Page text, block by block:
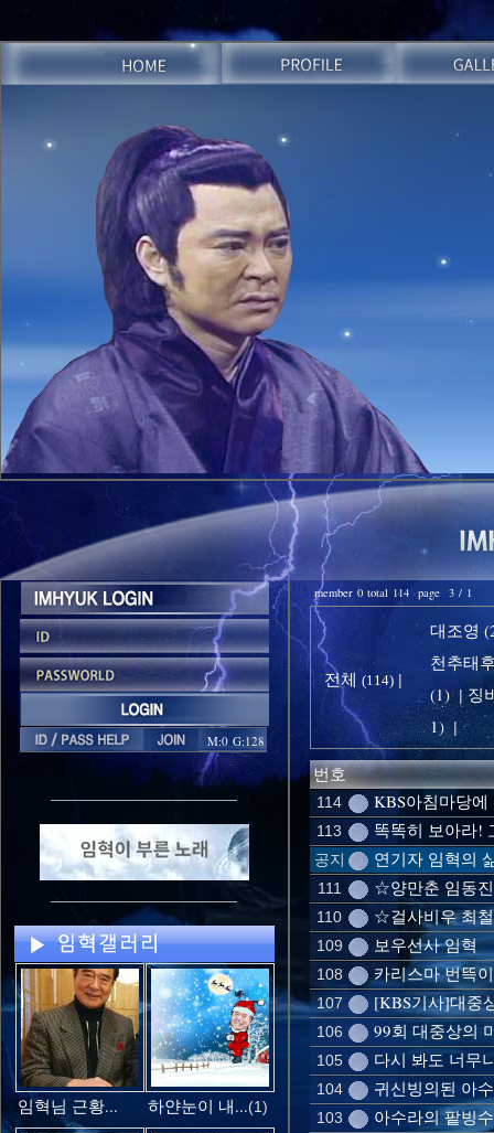
M:0 G:128
임혁님 근황... 하얀눈이 내...(1)
member 0 total 114 page 3 / 1
전체 (114) |
대조영
천추태
(1) | 징
1) |
번호
114 KBS아침마당에
113 똑똑히 보아라!
공지 연기자 임혁의
111 ☆양만춘 임동
110 ☆걸사비우 최
109 보우선사 임혁
108 카리스마 번뜩
107 [KBS기사]대중
106 99회 대중상의
105 다시 봐도 너무
104 귀신빙의된 아
103 아수라의 팥빙수